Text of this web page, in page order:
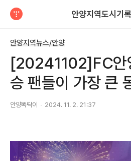
안양지역도시기
안양지역뉴스/안양
[20241102]FC안
승 팬들이 가장 큰
안양똑딱이 2024. 11. 2. 21:37